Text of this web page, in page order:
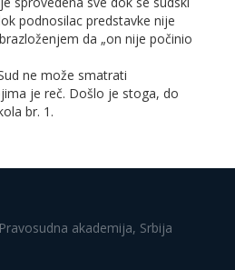
podnosilac predstavke nije
da „on nije počinio
ne može smatrati
je reč. Došlo je stoga, do
br. 1.
akademija, Srbija